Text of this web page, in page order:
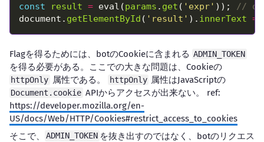
const
result = eval(params . get ( 'expr' ));
document. getElementById ( 'result' ). innerText =
Flagを得るためには、botのCookieに含まれる ADMIN_TOKEN
を得る必要がある。ここでの大きな問題は、Cookieの
httpOnly 属性である。 httpOnly 属性はJavaScriptの
Document.cookie APIからアクセスが出来ない。 ref:
https://developer.mozilla.org/en-
US/docs/Web/HTTP/Cookies#restrict_access_to_cookies
そこで、
ADMIN_TOKEN を抜き出すのではなく、botのリクエス